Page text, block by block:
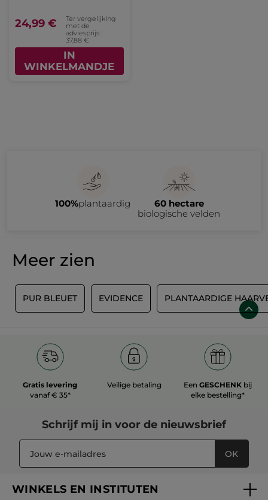
24,99 €
Ter vergelijking
met de
adviesprijs:
37,88 €
IN
WINKELMANDJE
100%plantaardig
60 hectare
biologische velden
Meer zien
PUR BLEUET EVIDENCE PLANTAARDIGE
Gratis levering
vanaf € 35*
Veilige betaling EenGESCHENK bij
elke bestelling*
Schrijf mij in voor de nieuwsbrief
OK
WINKELS EN INSTITUTEN